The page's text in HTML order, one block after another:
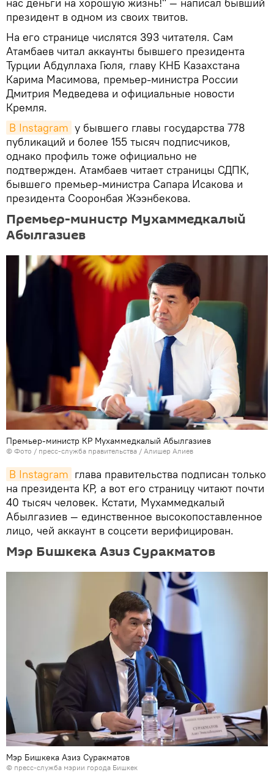
нас деньги на хорошую жизнь!" — написал бывший
президент в одном из своих твитов.
На его странице числятся 393 читателя. Сам
Атамбаев читал аккаунты бывшего президента
Турции Абдуллаха Гюля, главу КНБ Казахстана
Карима Масимова, премьер-министра России
Дмитрия Медведева и официальные новости
Кремля.
В Instagram у бывшего главы государства 778
публикаций и более 155 тысяч подписчиков,
однако профиль тоже официально не
подтвержден. Атамбаев читает страницы СДПК,
бывшего премьер-министра Сапара Исакова и
президента Сооронбая Жээнбекова.
Премьер-министр Мухаммедкалый
Абылгазиев
Премьер-министр КР Мухаммедкалый Абылгазиев
© Фото / пресс-служба правительства / Алишер Алиев
В Instagram глава правительства подписан только
на президента КР, а вот его страницу читают почти
40 тысяч человек. Кстати, Мухаммедкалый
Абылгазиев — единственное высокопоставленное
лицо, чей аккаунт в соцсети верифицирован.
Мэр Бишкека Азиз Суракматов
Мэр Бишкека Азиз Суракматов
© пресс-служба мэрии города Бишкек